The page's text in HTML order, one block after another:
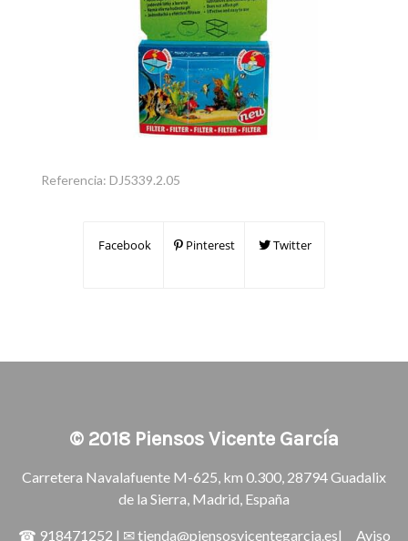
Referencia: DJ5339.2.05
Facebook Pinterest Twitter
© 2018 Piensos Vicente García
Carretera Navalafuente M-625, km 0.300, 28794 Guadalix
de la Sierra, Madrid, España
☎ 918471252 | ✉tienda@piensosvicentegarcia.es| Aviso